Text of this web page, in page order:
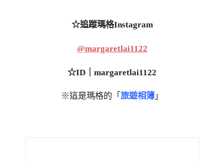
☆追蹤瑪格Instagram
@margaretlai1122
☆ID｜margaretlai1122
※這是瑪格的「 旅遊相簿 」